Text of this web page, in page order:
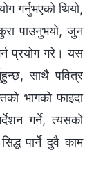
गर्नुभएको थियो,
पाउनुभयो, जुन
प्रयोग गरे। यस
साथै पवित्र
भागको फाइदा
गर्ने, त्यसको
पार्ने दुवै काम